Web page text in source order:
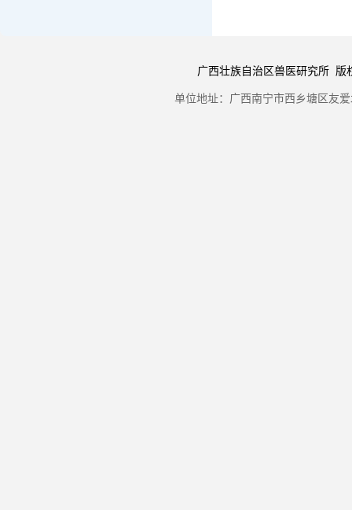
广西壮族自治区兽医研究所 版
单位地址：广西南宁市西乡塘区友